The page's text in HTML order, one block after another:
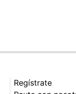
Regístrate